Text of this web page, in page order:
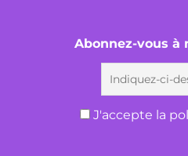
Abonnez-vous à
J'accepte la